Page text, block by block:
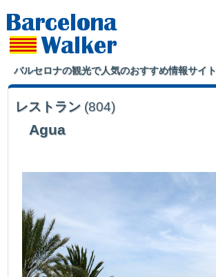
バルセロナの観光で人気のおすすめ情報サイト
レストラン (804)
Agua